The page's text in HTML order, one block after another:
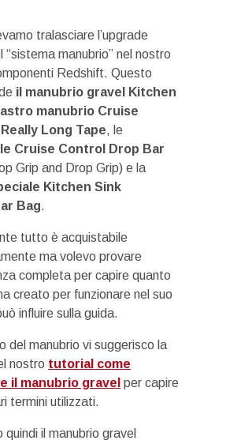
tralasciare l’upgrade
“sistema manubrio” nel nostro
Redshift. Questo
il manubrio gravel Kitchen
manubrio Cruise
Long Tape, le
Cruise Control Drop Bar
Grip and Drop Grip) e la
Kitchen Sink
Bag.
tutto è acquistabile
ma volevo provare
completa per capire quanto
creato per funzionare nel suo
influire sulla guida.
del manubrio vi suggerisco la
nostro tutorial come
il manubrio gravel per capire
termini utilizzati.
quindi il manubrio gravel